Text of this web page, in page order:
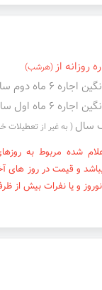
روزانه از(هرشب)
۶ ماه دوم سال
۶ ماه اول سال
سال ( به غیر از تعطیلات
شده مربوط به
و قیمت در روز های
نوروز و یا نفرات بیش از